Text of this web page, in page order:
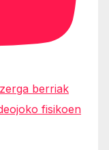
berriak
fisikoen